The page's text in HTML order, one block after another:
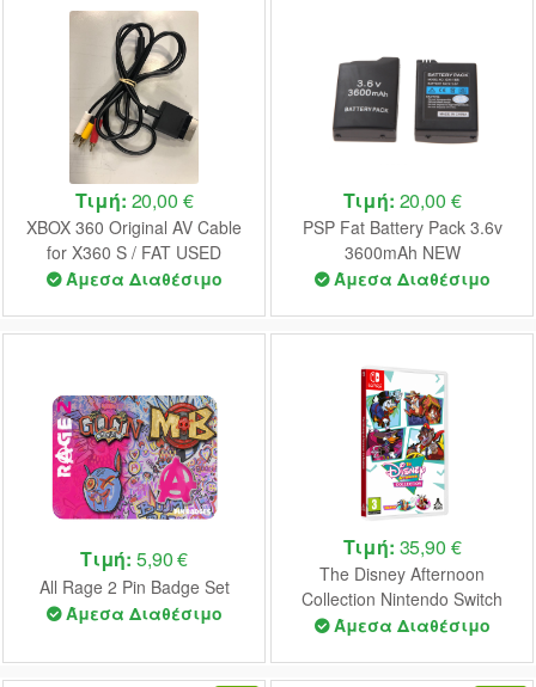
Τιμή: 20,00 €
XBOX 360 Original AV Cable
for X360 S / FAT USED
(UNBOXED)
Άμεσα Διαθέσιμο
Τιμή: 20,00 €
PSP Fat Battery Pack 3.6v
3600mAh NEW
Άμεσα Διαθέσιμο
Τιμή: 5,90 €
All Rage 2 Pin Badge Set
Άμεσα Διαθέσιμο
Τιμή: 35,90 €
The Disney Afternoon
Collection Nintendo Switch
NEW
Άμεσα Διαθέσιμο